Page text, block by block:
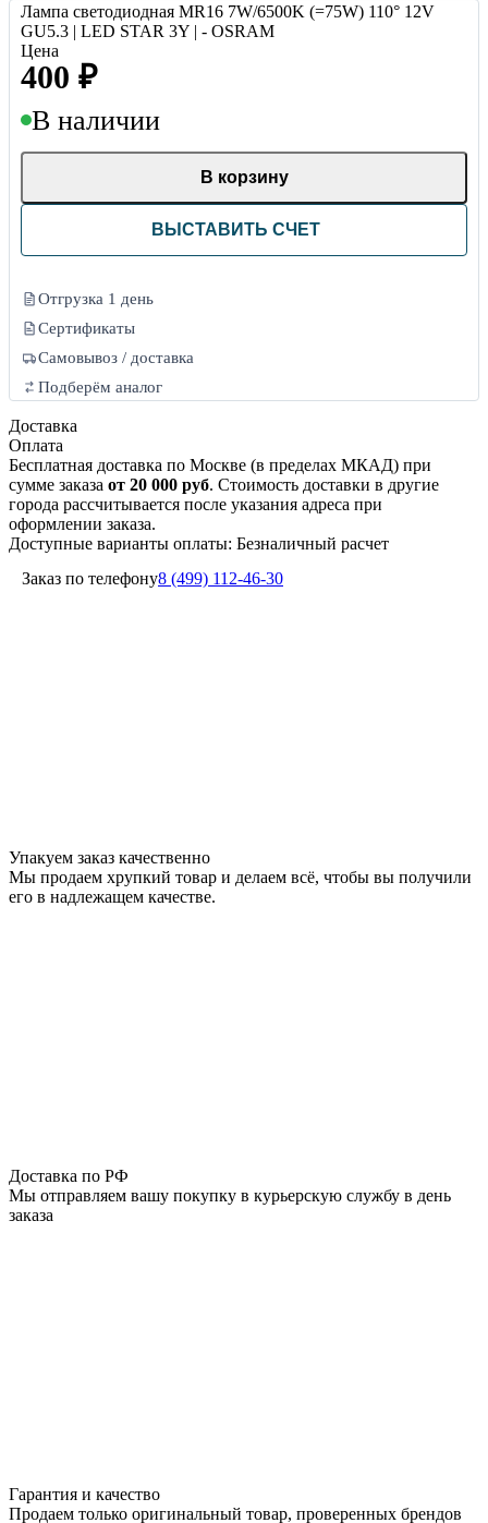
Лампа светодиодная MR16 7W/6500K (=75W) 110° 12V
GU5.3 | LED STAR 3Y | - OSRAM
Цена
400 ₽
В наличии
В корзину
ВЫСТАВИТЬ СЧЕТ
Отгрузка 1 день
Сертификаты
Самовывоз / доставка
Подберём аналог
Доставка
Оплата
Бесплатная доставка по Москве (в пределах МКАД) при
сумме заказа от 20 000 руб. Стоимость доставки в другие
города рассчитывается после указания адреса при
оформлении заказа.
Доступные варианты оплаты: Безналичный расчет
Заказ по телефону8 (499) 112-46-30
Упакуем заказ качественно
Мы продаем хрупкий товар и делаем всё, чтобы вы получили
его в надлежащем качестве.
Доставка по РФ
Мы отправляем вашу покупку в курьерскую службу в день
заказа
Гарантия и качество
Продаем только оригинальный товар, проверенных брендов